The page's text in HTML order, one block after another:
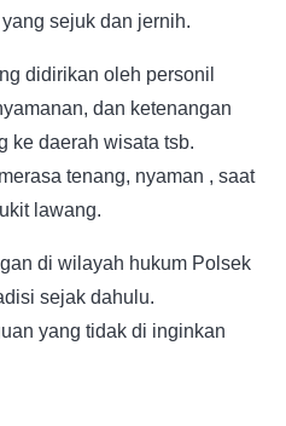
sejuk dan jernih.
didirikan oleh personil
dan ketenangan
ke daerah wisata tsb.
tenang, nyaman , saat
lawang.
di wilayah hukum Polsek
sejak dahulu.
yang tidak di inginkan